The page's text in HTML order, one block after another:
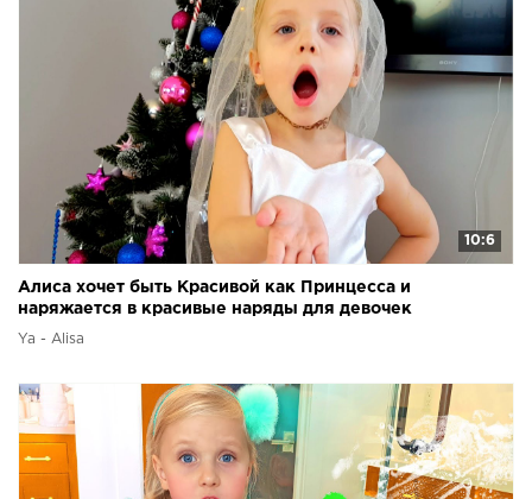
10:6
Алиса хочет быть Красивой как Принцесса и
наряжается в красивые наряды для девочек
Ya - Alisa